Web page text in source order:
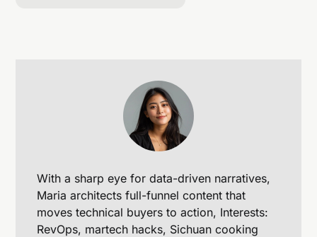
With a sharp eye for data-driven narratives,
Maria architects full-funnel content that
moves technical buyers to action, Interests:
RevOps, martech hacks, Sichuan cooking